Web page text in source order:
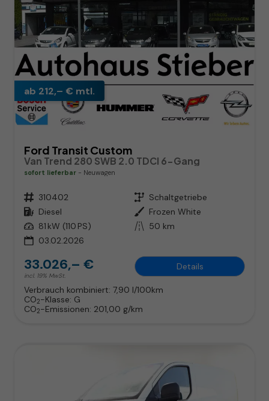
ab 212,– € mtl.
Ford Transit Custom
Van Trend 280 SWB 2.0 TDCI 6-Gang
sofort lieferbar Neuwagen
Fahrzeugnr. 310402 Getriebe Schaltgetriebe
Kraftstoff Diesel Außenfarbe Frozen White
Leistung 81 kW (110 PS) Kilometerstand 50 km
03.02.2026
33.026,– €
incl. 19% MwSt.
Details
Verbrauch kombiniert: 7,90 l/100km
CO2-Klasse: G
CO2-Emissionen: 201,00 g/km